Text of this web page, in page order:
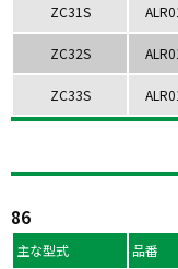
ZC31S
ZC32S
ZC33S
86
主な型式 品番